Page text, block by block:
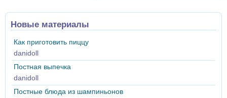
Новые материалы
Как приготовить пиццу
danidoll
Постная выпечка
danidoll
Постные блюда из шампиньонов